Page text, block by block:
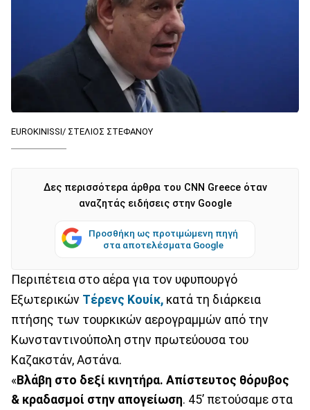
EUROKINISSI/ ΣΤΕΛΙΟΣ ΣΤΕΦΑΝΟΥ
Δες περισσότερα άρθρα του CNN Greece όταν
αναζητάς ειδήσεις στην Google
Προσθήκη ως προτιμώμενη πηγή
στα αποτελέσματα Google
Περιπέτεια στο αέρα για τον υφυπουργό
Εξωτερικών Τέρενς Κουίκ, κατά τη διάρκεια
πτήσης των τουρκικών αερογραμμών από την
Κωνσταντινούπολη στην πρωτεύουσα του
Καζακστάν, Αστάνα.
«Βλάβη στο δεξί κινητήρα. Απίστευτος θόρυβος
& κραδασμοί στην απογείωση. 45’ πετούσαμε στα